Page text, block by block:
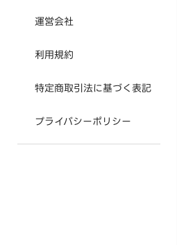
運営会社
利用規約
特定商取引法に基づく表記
プライバシーポリシー